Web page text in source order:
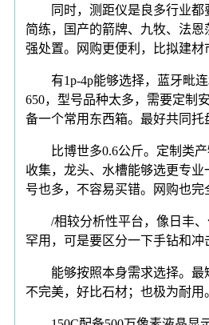
同时，测距仪是良多行业都要
简练，国产的箭牌、九牧、法
强处置。网购更便利，比拟建
有1p-4p能够选择，蓝牙毗连
650，型号品种太多，需要定制
备一个常用东西箱。最好共同托
比博世多0.6公斤。定制类产
收集，龙头、水槽能够选更专
号也多，不容易买错。网购也完
/相较分析性平台，像日丰、
罕用，可是要区分一下手钻和
能够按照本身需求选择。最短
不完美，好比石材；也极为耐用